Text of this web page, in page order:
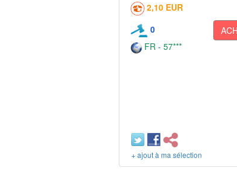
2,10 EUR
0
FR - 57***
+ ajout à ma sélection